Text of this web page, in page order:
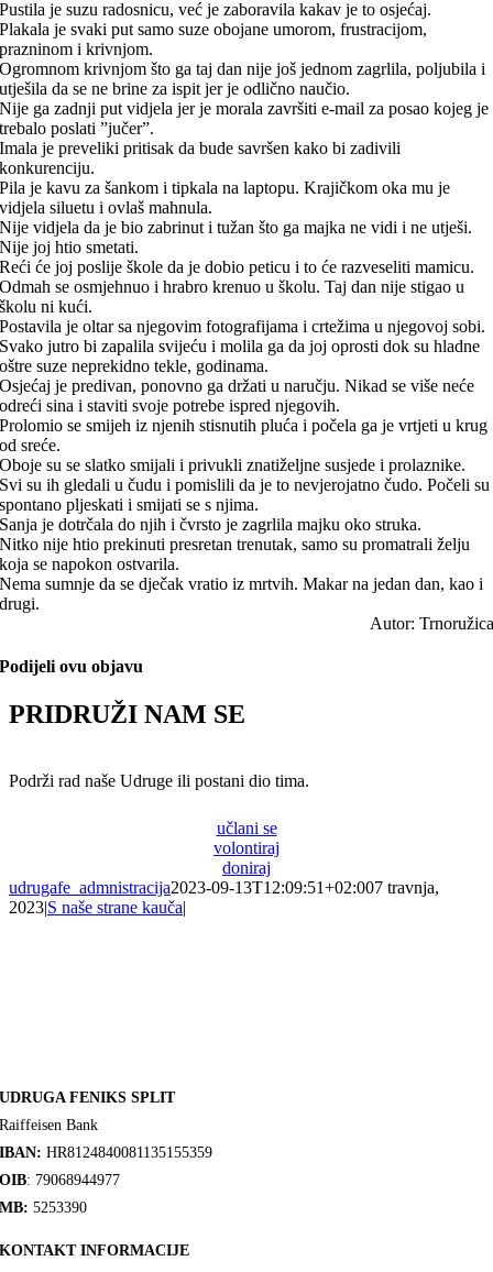
Pustila je suzu radosnicu, već je zaboravila kakav je to osjećaj.
Plakala je svaki put samo suze obojane umorom, frustracijom,
prazninom i krivnjom.
Ogromnom krivnjom što ga taj dan nije još jednom zagrlila, poljubila i
utješila da se ne brine za ispit jer je odlično naučio.
Nije ga zadnji put vidjela jer je morala završiti e-mail za posao kojeg je
trebalo poslati ”jučer”.
Imala je preveliki pritisak da bude savršen kako bi zadivili
konkurenciju.
Pila je kavu za šankom i tipkala na laptopu. Krajičkom oka mu je
vidjela siluetu i ovlaš mahnula.
Nije vidjela da je bio zabrinut i tužan što ga majka ne vidi i ne utješi.
Nije joj htio smetati.
Reći će joj poslije škole da je dobio peticu i to će razveseliti mamicu.
Odmah se osmjehnuo i hrabro krenuo u školu. Taj dan nije stigao u
školu ni kući.
Postavila je oltar sa njegovim fotografijama i crtežima u njegovoj sobi.
Svako jutro bi zapalila svijeću i molila ga da joj oprosti dok su hladne
oštre suze neprekidno tekle, godinama.
Osjećaj je predivan, ponovno ga držati u naručju. Nikad se više neće
odreći sina i staviti svoje potrebe ispred njegovih.
Prolomio se smijeh iz njenih stisnutih pluća i počela ga je vrtjeti u krug
od sreće.
Oboje su se slatko smijali i privukli znatiželjne susjede i prolaznike.
Svi su ih gledali u čudu i pomislili da je to nevjerojatno čudo. Počeli su
spontano pljeskati i smijati se s njima.
Sanja je dotrčala do njih i čvrsto je zagrlila majku oko struka.
Nitko nije htio prekinuti presretan trenutak, samo su promatrali želju
koja se napokon ostvarila.
Nema sumnje da se dječak vratio iz mrtvih. Makar na jedan dan, kao i
drugi.
Autor: Trnoružica
Podijeli ovu objavu
PRIDRUŽI NAM SE
Podrži rad naše Udruge ili postani dio tima.
učlani se
volontiraj
doniraj
udrugafe_admnistracija2023-09-13T12:09:51+02:007 travnja,
2023|S naše strane kauča|
UDRUGA FENIKS SPLIT
Raiffeisen Bank
IBAN: HR8124840081135155359
OIB: 79068944977
MB: 5253390
KONTAKT INFORMACIJE